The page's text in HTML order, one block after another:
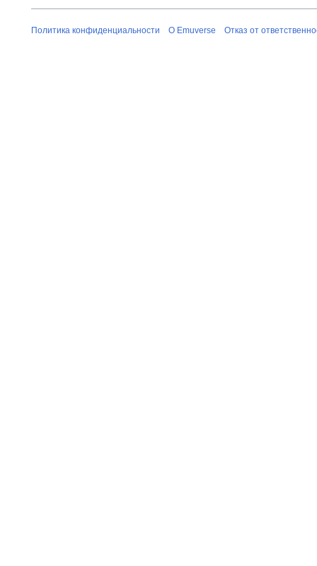
Политика конфиденциальности О Emuverse Отказ от